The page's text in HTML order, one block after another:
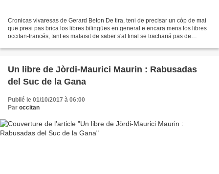
Cronicas vivaresas de Gerard Beton De tira, teni de precisar un còp de mai
que presi pas brica los libres bilingües en general e encara mens los libres
occitan-francés, tant es malaisit de saber s'al final se trachariá pas de
Un libre de Jòrdi-Maurici Maurin : Rabusadas
del Suc de la Gana
Publié le 01/10/2017 à 06:00
Par occitan